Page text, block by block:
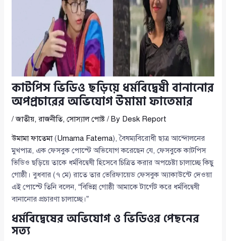
কাটপিস ভিডিও ছড়িয়ে ধর্মবিদ্বেষী বানানোর
অপপ্রচারের অভিযোগ উমামা ফাতেমার
/জাতীয়,রাজনীতি,সোস্যাল পোষ্ট / By Desk Report
উমামা ফাতেমা(Umama Fatema), বৈষম্যবিরোধী ছাত্র আন্দোলনের
মুখপাত্র, এক ফেসবুক পোস্টে অভিযোগ করেছেন যে, ফেসবুকে কাটপিস
ভিডিও ছড়িয়ে তাকে ধর্মবিদ্বেষী হিসেবে চিত্রিত করার অপচেষ্টা চালাচ্ছে কিছু
গোষ্ঠী। বুধবার (৭ মে) রাতে তার ভেরিফায়েড ফেসবুক অ্যাকাউন্টে দেওয়া
এই পোস্টে তিনি বলেন, “বিভিন্ন গোষ্ঠী আমাকে টার্গেট করে ধর্মবিদ্বেষী
বানানোর প্রচারণা চালাচ্ছে।”
ধর্মবিদ্বেষের অভিযোগ ও ভিডিওর পেছনের
সত্য